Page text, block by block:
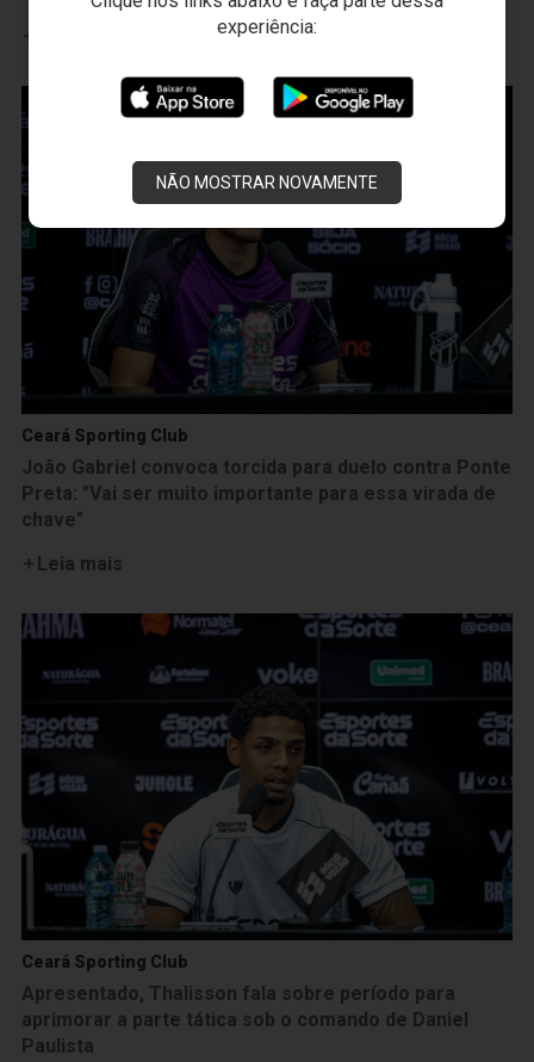
experiência:
NÃO MOSTRAR NOVAMENTE
Ceará Sporting Club
João Gabriel convoca torcida para duelo contra Ponte
Preta: "Vai ser muito importante para essa virada de
chave"
Leia mais
Ceará Sporting Club
Apresentado, Thalisson fala sobre período para
aprimorar a parte tática sob o comando de Daniel
Paulista